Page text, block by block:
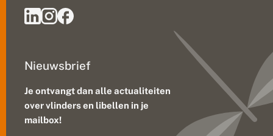
Nieuwsbrief
Je ontvangt dan alle actualiteiten
over vlinders en libellen in je
mailbox!